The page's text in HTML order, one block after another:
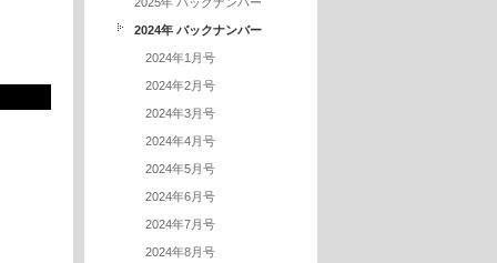
2024年 バックナンバー
2024年1月号
2024年2月号
2024年3月号
2024年4月号
2024年5月号
2024年6月号
2024年7月号
2024年8月号